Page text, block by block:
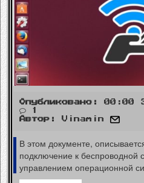
Опубликовано: 00:00
1
Автор:
Vinamin
В этом документе,
подключение к беспроводной
управлением операционной